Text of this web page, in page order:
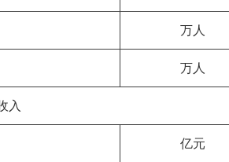
万人
万人
入
亿元